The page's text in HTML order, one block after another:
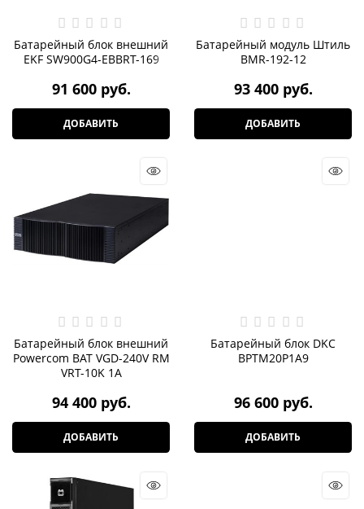
Батарейный блок внешний
EKF SW900G4-EBBRT-169
91 600 руб.
ДОБАВИТЬ
Батарейный модуль Штиль
BMR-192-12
93 400 руб.
ДОБАВИТЬ
Батарейный блок внешний
Powercom BAT VGD-240V RM
VRT-10K 1A
94 400 руб.
ДОБАВИТЬ
Батарейный блок DKC
BPTM20P1A9
96 600 руб.
ДОБАВИТЬ